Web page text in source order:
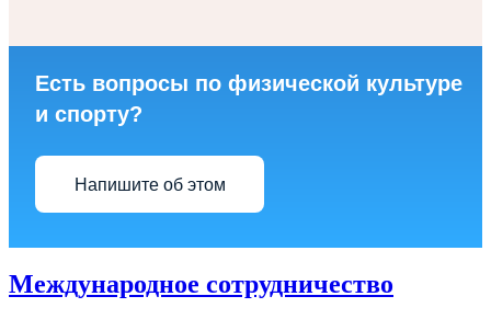
Есть вопросы по физической культуре
и спорту?
Напишите об этом
Международное сотрудничество